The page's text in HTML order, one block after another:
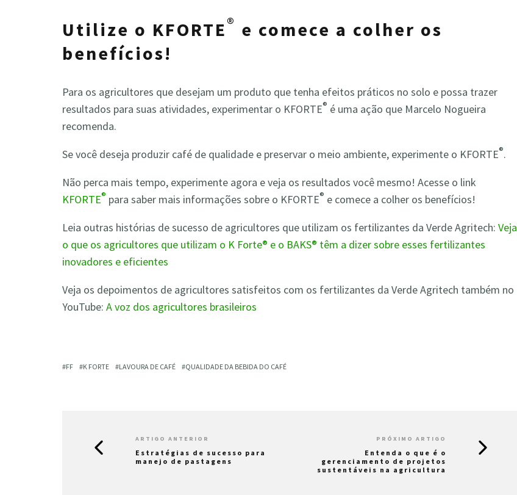
Utilize o KFORTE® e comece a colher os
benefícios!
Para os agricultores que desejam um produto que tenha efeitos práticos no solo e possa trazer
resultados para suas atividades, experimentar o KFORTE® é uma ação que Marcelo Nogueira
recomenda.
Se você deseja produzir café de qualidade e preservar o meio ambiente, experimente o KFORTE®.
Não perca mais tempo, experimente agora e veja os resultados você mesmo! Acesse o link
KFORTE® para saber mais informações sobre o KFORTE® e comece a colher os benefícios!
Leia outras histórias de sucesso de agricultores que utilizam os fertilizantes da Verde Agritech: Veja
o que os agricultores que utilizam o K Forte® e o BAKS® têm a dizer sobre esses fertilizantes
inovadores e eficientes
Veja os depoimentos de agricultores satisfeitos com os fertilizantes da Verde Agritech também no
YouTube: A voz dos agricultores brasileiros
FF K FORTE LAVOURA DE CAFÉ QUALIDADE DA BEBIDA DO CAFÉ
ARTIGO ANTERIOR
Estratégias de sucesso para
manejo de pastagens
PRÓXIMO ARTIGO
Entenda o que é o
gerenciamento de projetos
sustentáveis na agricultura